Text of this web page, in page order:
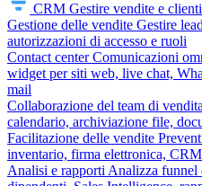
CRM Gestire vendite e
Gestione delle vendite Gestire
autorizzazioni di accesso e ruoli
Contact center Comunicazioni
widget per siti web, live chat,
mail
Collaborazione del team di vendita
calendario, archiviazione file,
Facilitazione delle vendite
inventario, firma elettronica,
Analisi e rapporti Analizza funnel